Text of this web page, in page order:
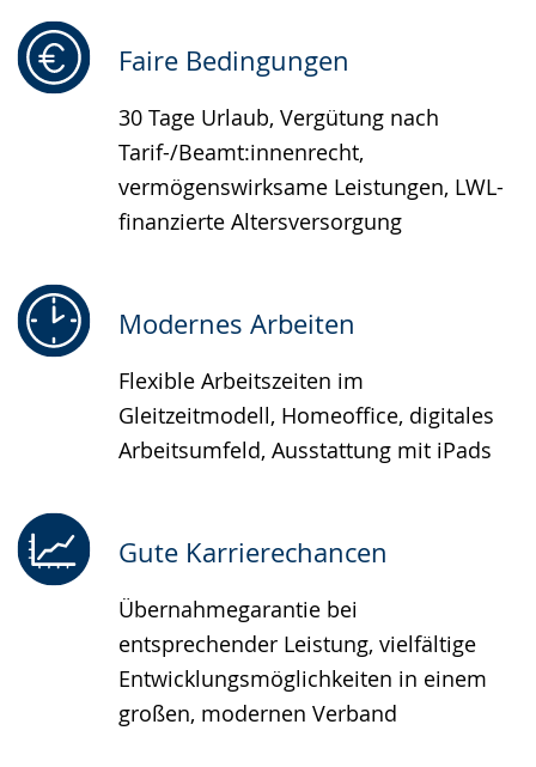
Faire Bedingungen
30 Tage Urlaub, Vergütung nach
Tarif-/Beamt:innenrecht,
vermögenswirksame Leistungen, LWL-
finanzierte Altersversorgung
Modernes Arbeiten
Flexible Arbeitszeiten im
Gleitzeitmodell, Homeoffice, digitales
Arbeitsumfeld, Ausstattung mit iPads
Gute Karrierechancen
Übernahmegarantie bei
entsprechender Leistung, vielfältige
Entwicklungsmöglichkeiten in einem
großen, modernen Verband